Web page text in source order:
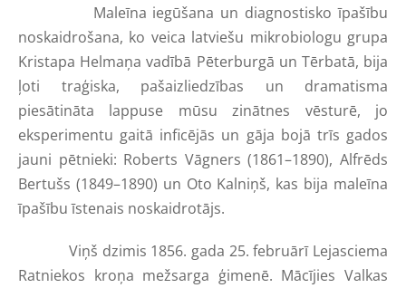
Maleīna iegūšana un diagnostisko īpašību
noskaidrošana, ko veica latviešu mikrobiologu grupa
Kristapa Helmaņa vadībā Pēterburgā un Tērbatā, bija
ļoti traģiska, pašaizliedzības un dramatisma
piesātināta lappuse mūsu zinātnes vēsturē, jo
eksperimentu gaitā inficējās un gāja bojā trīs gados
jauni pētnieki: Roberts Vāgners (1861–1890), Alfrēds
Bertušs (1849–1890) un Oto Kalniņš, kas bija maleīna
īpašību īstenais noskaidrotājs.
Viņš dzimis 1856. gada 25. februārī Lejasciema
Ratniekos kroņa mežsarga ģimenē. Mācījies Valkas